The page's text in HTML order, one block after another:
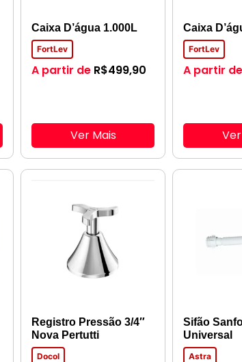
Caixa D’água 1.000L
FortLev
A partir de R$499,90
Ver Mais
Caixa
FortLev
A partir de
Registro Pressão 3/4″
Nova Pertutti
Docol
Sifão
Universal
Astra